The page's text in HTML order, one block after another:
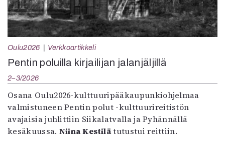
Oulu2026 Verkkoartikkeli
Pentin poluilla kirjailijan jalanjäljillä
2–3/2026
Osana Oulu2026-kulttuuripääkaupunkiohjelmaa
valmistuneen Pentin polut -kulttuurireitistön
avajaisia juhlittiin Siikalatvalla ja Pyhännällä
kesäkuussa. Niina Kestilätutustui reittiin.